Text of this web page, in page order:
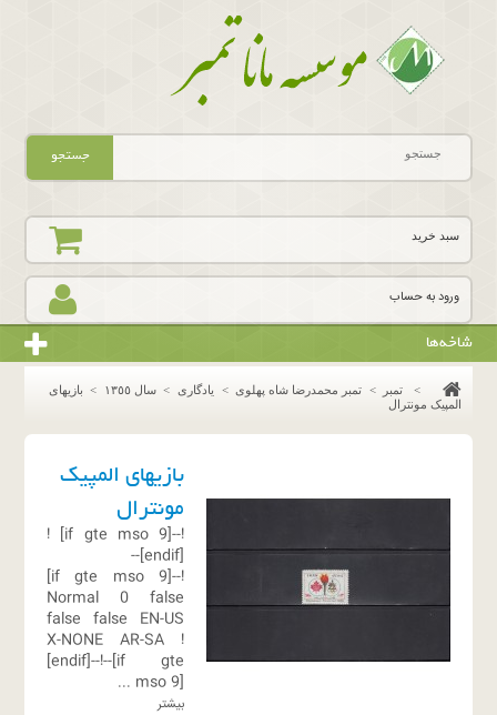
ورود به حساب
سبد خرید
جستجو
شاخه‌ها
> تمبر > تمبر محمدرضا شاه پهلوی > یادگاری > سال ١٣٥٥ >
بازیهای
المپیک مونترال
بازیهای المپیک
مونترال
!--[if gte mso 9]
!
[endif]--
!--[if gte mso 9]
Normal
0
false
false false
EN-US
X-NONE
AR-SA
!
[endif]--!--[if gte
mso 9]
...
بیشتر